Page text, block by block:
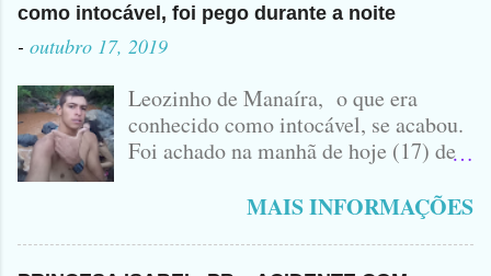
como intocável, foi pego durante a noite
- outubro 17, 2019
Leozinho de Manaíra, o que era
conhecido como intocável, se acabou.
Foi achado na manhã de hoje (17) de
no Sertão da Paraíba, o Lendário
Leozinho . Segundo informações , o
Criminoso Leonardo, 22 anos, foi
MAIS INFORMAÇÕES